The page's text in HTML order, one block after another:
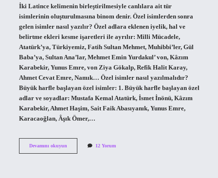
İki Latince kelimenin birleştirilmesiyle canlılara ait tür
isimlerinin oluşturulmasına binom denir. Özel isimlerden sonra
gelen isimler nasıl yazılır? Özel adlara eklenen iyelik, hal ve
belirtme ekleri kesme işaretleri ile ayrılır: Milli Mücadele,
Atatürk’ya, Türkiyemiz, Fatih Sultan Mehmet, Muhibbi’ler, Gül
Baba’ya, Sultan Ana’lar, Mehmet Emin Yurdakul’ von, Kâzım
Karabekir, Yunus Emre, von Ziya Gökalp, Refik Halit Karay,
Ahmet Cevat Emre, Namık… Özel isimler nasıl yazılmalıdır?
Büyük harfle başlayan özel isimler: 1. Büyük harfle başlayan özel
adlar ve soyadlar: Mustafa Kemal Atatürk, İsmet İnönü, Kâzım
Karabekir, Ahmet Haşim, Sait Faik Abasıyanık, Yunus Emre,
Karacaoğlan, Âşık Ömer,…
Devamını okuyunÇift
12 Yorum